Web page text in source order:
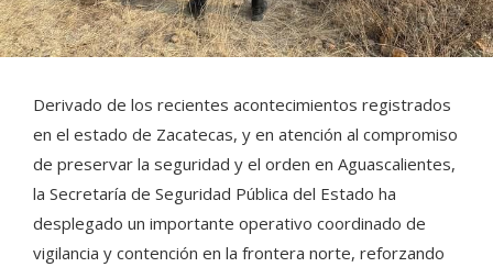
Derivado de los recientes acontecimientos registrados
en el estado de Zacatecas, y en atención al compromiso
de preservar la seguridad y el orden en Aguascalientes,
la Secretaría de Seguridad Pública del Estado ha
desplegado un importante operativo coordinado de
vigilancia y contención en la frontera norte, reforzando